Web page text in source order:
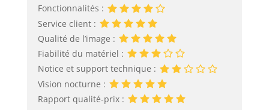
Fonctionnalités :
Service client :
Qualité de l’image :
Fiabilité du matériel :
Notice et support technique :
Vision nocturne :
Rapport qualité-prix :